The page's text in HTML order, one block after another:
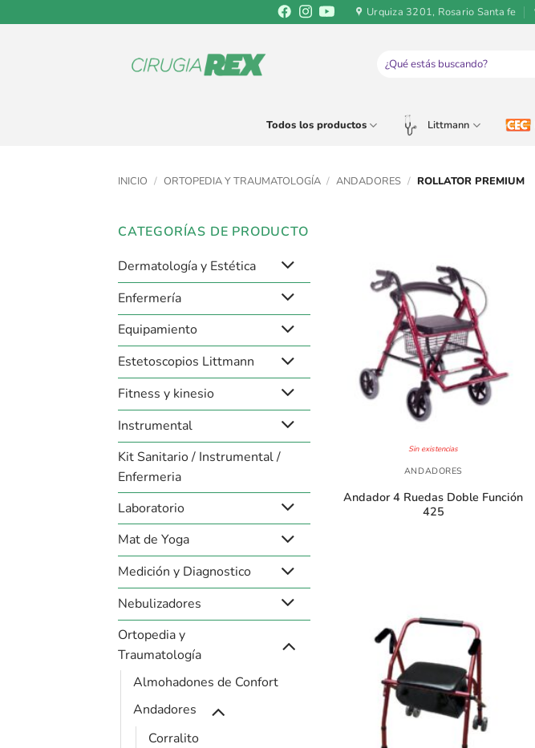
al
Urquiza 3201, Rosario Santa fe
Buscar
por:
Todos los productos Littmann
INICIO / ORTOPEDIA Y TRAUMATOLOGÍA / ANDADORES / ROLLATOR PREMIUM
CATEGORÍAS DE PRODUCTO
Dermatología y Estética
Enfermería
Equipamiento
Estetoscopios Littmann
Fitness y kinesio
Instrumental
Kit Sanitario / Instrumental /
Enfermeria
Laboratorio
Mat de Yoga
Medición y Diagnostico
Nebulizadores
Ortopedia y
Traumatología
Almohadones de Confort
Andadores
Corralito
Sin existencias
ANDADORES
Andador 4 Ruedas Doble Función
425